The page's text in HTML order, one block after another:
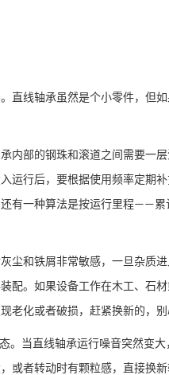
直线轴承虽然是个小零件，但
内部的钢珠和滚道之间需要一
运行后，要根据使用频率定期
有一种算法是按运行里程——累
尘和铁屑非常敏感，一旦杂质
配。如果设备工作在木工、石
老化或者破损，赶紧换新的，别
。当直线轴承运行噪音突然变
或者转动时有颗粒感，直接换